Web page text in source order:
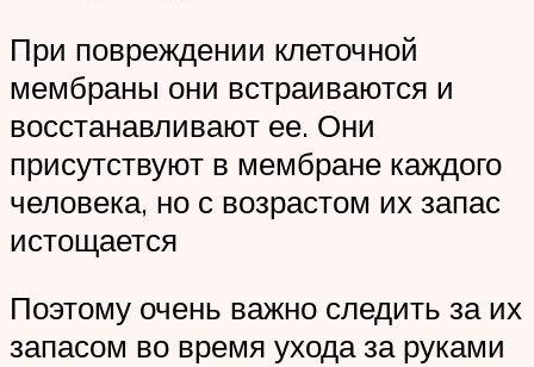
При повреждении клеточной
мембраны они встраиваются и
восстанавливают ее. Они
присутствуют в мембране каждого
человека, но с возрастом их запас
истощается
Поэтому очень важно следить за их
запасом во время ухода за руками